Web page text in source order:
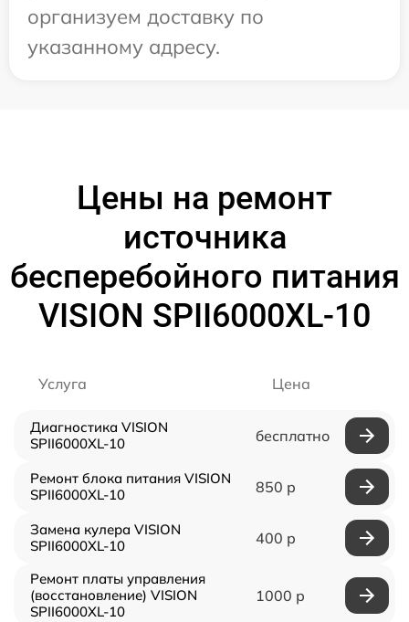
организуем доставку по
указанному адресу.
Цены на ремонт
источника
бесперебойного питания
VISION SPII6000XL-10
Услуга Цена
Диагностика VISION
SPII6000XL-10
бесплатно
Ремонт блока питания VISION
SPII6000XL-10
850 р
Замена кулера VISION
SPII6000XL-10
400 р
Ремонт платы управления
(восстановление) VISION
SPII6000XL-10
1000 р